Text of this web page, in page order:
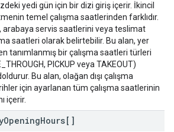
yedi gün için bir dizi giriş içerir. İkincil
temel çalışma saatlerinden farklıdır.
arabaya servis saatlerini veya teslimat
saatleri olarak belirtebilir. Bu alan, yer
tanımlanmış bir çalışma saatleri türleri
PICKUP veya TAKEOUT)
Bu alan, olağan dışı çalışma
için ayarlanan tüm çalışma saatlerinin
içerir.
OpeningHours[]